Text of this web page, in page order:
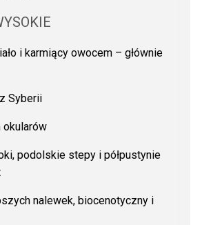
i karmiący owocem – głównie
z Syberii
okularów
podolskie stepy i półpustynie
nalewek, biocenotyczny i